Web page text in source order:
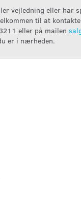
vejledning eller har
til at
eller på mailen
er i nærheden.